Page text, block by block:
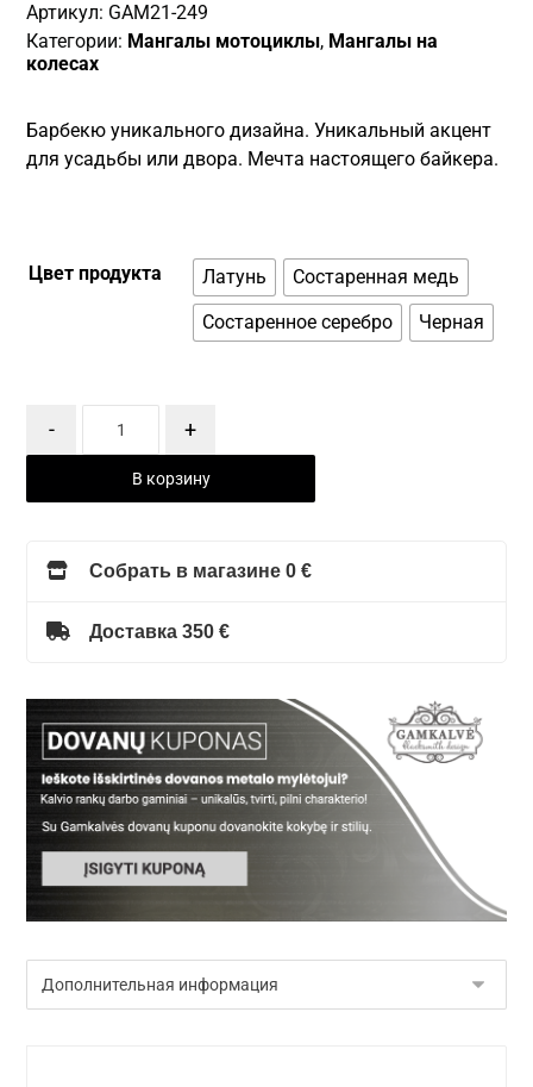
Артикул: GAM21-249
Категории: Мангалы мотоциклы, Мангалы на
колесах
Барбекю уникального дизайна. Уникальный акцент
для усадьбы или двора. Мечта настоящего байкера.
Цвет продукта Латунь
Состаренная медь
Состаренное серебро
Черная
- +
В корзину
Собрать в магазине 0 €
Доставка 350 €